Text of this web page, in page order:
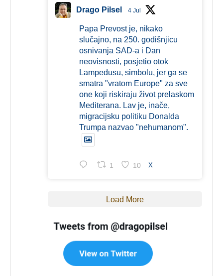
Drago Pilsel 4 Jul
Papa Prevost je, nikako
slučajno, na 250. godišnjicu
osnivanja SAD-a i Dan
neovisnosti, posjetio otok
Lampedusu, simbolu, jer ga se
smatra "vratom Europe" za sve
one koji riskiraju život prelaskom
Mediterana. Lav je, inače,
migracijsku politiku Donalda
Trumpa nazvao "nehumanom".
1 10 X
Load More